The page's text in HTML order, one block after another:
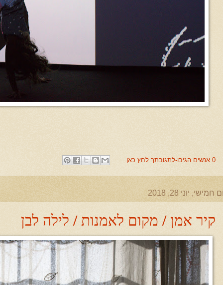
0 אנשים הגיבו-לתגובתך לחץ כאן.
חמישי, יוני 28, 2018
קיר אמן / מקום לאמנות / לילה לבן